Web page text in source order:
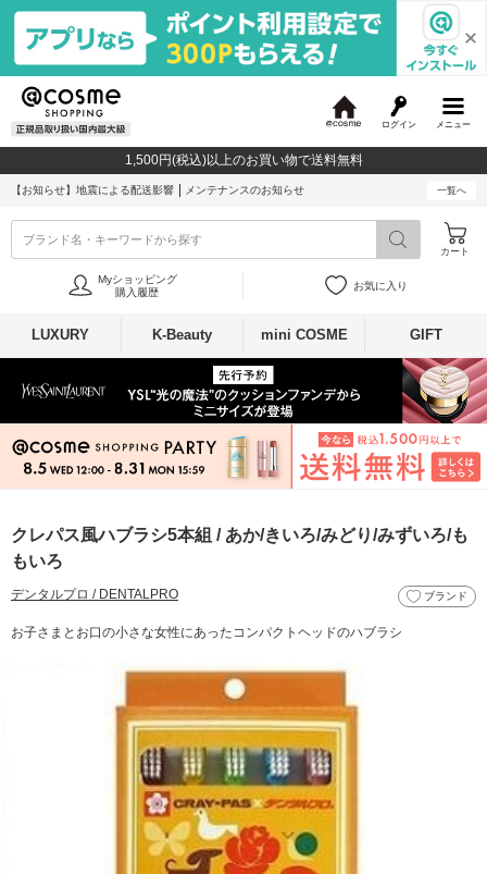
メニュー
ログイン
c
o
1,500円(税込)以上のお買い物で送料無料
【お知らせ】 地震による配送影響 メンテナンスのお知らせ 一覧へ
ブランド名・キーワードから探す
カート
Myショッピング
購入履歴
お気に入り
LUXURY K-Beauty mini COSME GIFT
クレパス風ハブラシ5本組 / あか/きいろ/みどり/みずいろ/も
もいろ
デンタルプロ / DENTALPRO ブランド
お子さまとお口の小さな女性にあったコンパクトヘッドのハブラシ